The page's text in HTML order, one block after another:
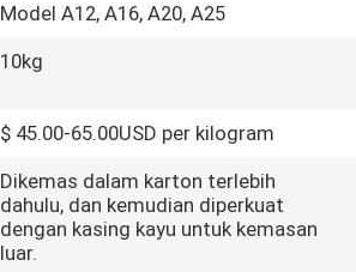
Model A12, A16, A20, A25
10kg
$ 45.00-65.00USD per kilogram
Dikemas dalam karton terlebih
dahulu, dan kemudian diperkuat
dengan kasing kayu untuk kemasan
luar.